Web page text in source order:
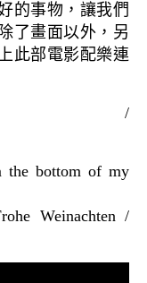
的事物，讓我們
了畫面以外，另
此部電影配樂連
the bottom of my
Weinachten /